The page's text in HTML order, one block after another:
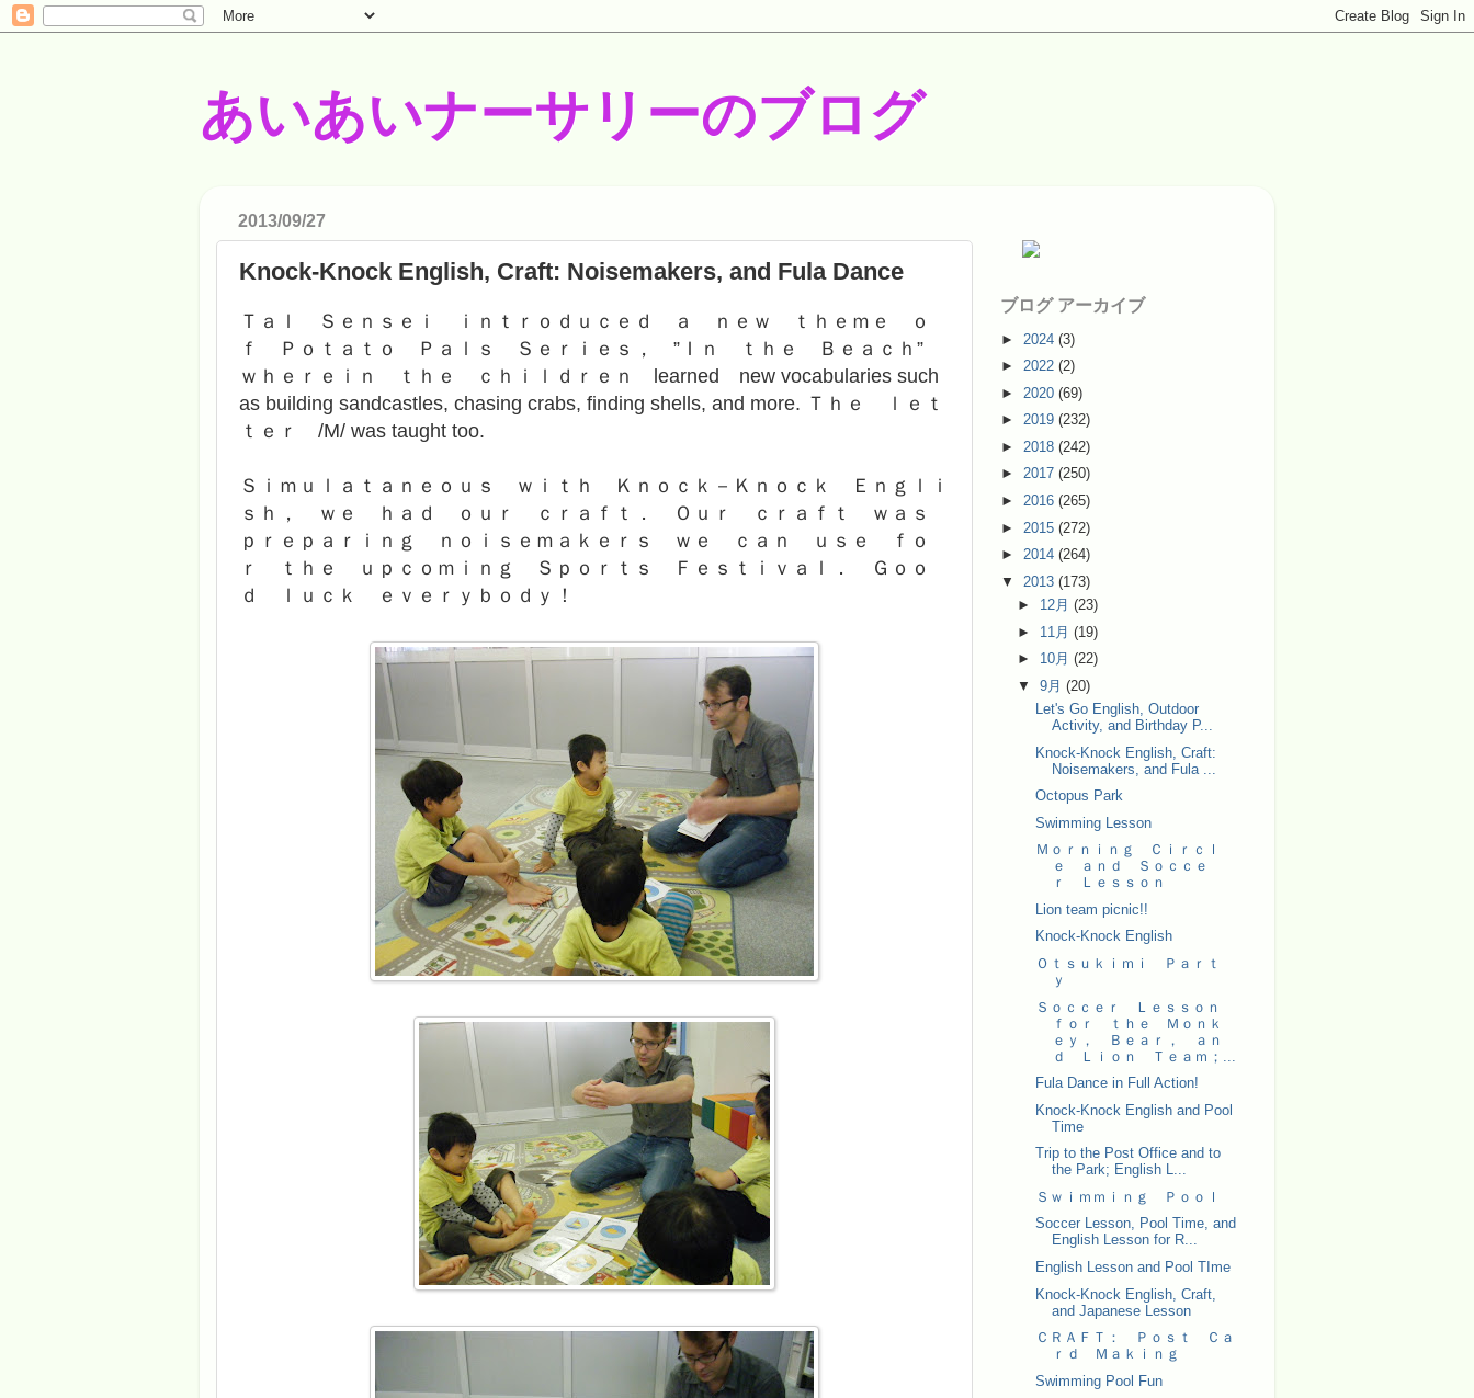
あいあいナーサリーのブログ
2013/09/27
Knock-Knock English, Craft: Noisemakers, and Fula Dance
Ｔａｌ Ｓｅｎｓｅｉ ｉｎｔｒｏｄｕｃｅｄ ａ ｎｅｗ ｔｈｅｍｅ ｏ
ｆ Ｐｏｔａｔｏ Ｐａｌｓ Ｓｅｒｉｅｓ， ”Ｉｎ ｔｈｅ Ｂｅａｃｈ”
ｗｈｅｒｅｉｎ ｔｈｅ ｃｈｉｌｄｒｅｎ learned new vocabularies such
as building sandcastles, chasing crabs, finding shells, and more. Ｔｈｅ ｌｅｔ
ｔｅｒ /M/ was taught too.
Ｓｉｍｕｌａｔａｎｅｏｕｓ ｗｉｔｈ Ｋｎｏｃｋ－Ｋｎｏｃｋ Ｅｎｇｌｉ
ｓｈ， ｗｅ ｈａｄ ｏｕｒ ｃｒａｆｔ． Ｏｕｒ ｃｒａｆｔ ｗａｓ
ｐｒｅｐａｒｉｎｇ ｎｏｉｓｅｍａｋｅｒｓ ｗｅ ｃａｎ ｕｓｅ ｆｏ
ｒ ｔｈｅ ｕｐｃｏｍｉｎｇ Ｓｐｏｒｔｓ Ｆｅｓｔｉｖａｌ． Ｇｏｏ
ｄ ｌｕｃｋ ｅｖｅｒｙｂｏｄｙ！
ブログ アーカイブ
► 2024 (3)
► 2022 (2)
► 2020 (69)
► 2019 (232)
► 2018 (242)
► 2017 (250)
► 2016 (265)
► 2015 (272)
► 2014 (264)
▼ 2013 (173)
► 12月(23)
► 11月(19)
► 10月(22)
▼9月(20)
Let's Go English, Outdoor
Activity, and Birthday P...
Knock-Knock English, Craft:
Noisemakers, and Fula ...
Octopus Park
Swimming Lesson
Ｍｏｒｎｉｎｇ Ｃｉｒｃｌ
ｅ ａｎｄ Ｓｏｃｃｅ
ｒ Ｌｅｓｓｏｎ
Lion team picnic!!
Knock-Knock English
Ｏｔｓｕｋｉｍｉ Ｐａｒｔ
ｙ
Ｓｏｃｃｅｒ Ｌｅｓｓｏｎ
ｆｏｒ ｔｈｅ Ｍｏｎｋ
ｅｙ， Ｂｅａｒ， ａｎ
ｄ Ｌｉｏｎ Ｔｅａｍ；...
Fula Dance in Full Action!
Knock-Knock English and Pool
Time
Trip to the Post Office and to
the Park; English L...
Ｓｗｉｍｍｉｎｇ Ｐｏｏｌ
Soccer Lesson, Pool Time, and
English Lesson for R...
English Lesson and Pool TIme
Knock-Knock English, Craft,
and Japanese Lesson
ＣＲＡＦＴ： Ｐｏｓｔ Ｃａ
ｒｄ Ｍａｋｉｎｇ
Swimming Pool Fun